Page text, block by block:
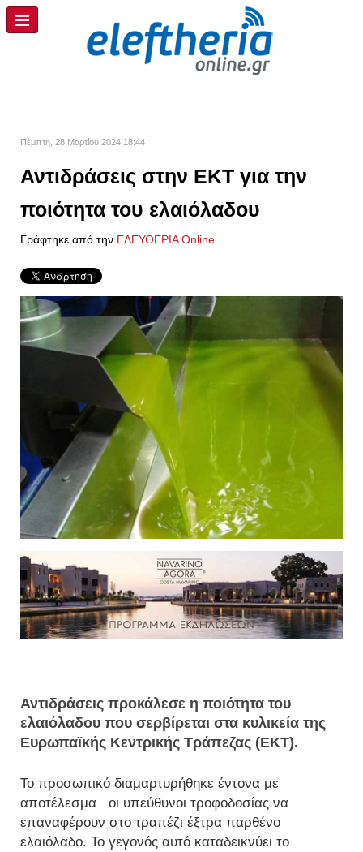
Πέμπτη, 28 Μαρτίου 2024 18:44
Αντιδράσεις στην ΕΚΤ για την
ποιότητα του ελαιόλαδου
Γράφτηκε από την ΕΛΕΥΘΕΡΙΑ Online
Αντιδράσεις προκάλεσε η ποιότητα του
ελαιόλαδου που σερβίρεται στα κυλικεία της
Ευρωπαϊκής Κεντρικής Τράπεζας (ΕΚΤ).
Το προσωπικό διαμαρτυρήθηκε έντονα με
αποτέλεσμα οι υπεύθυνοι τροφοδοσίας να
επαναφέρουν στο τραπέζι έξτρα παρθένο
ελαιόλαδο. Το γεγονός αυτό καταδεικνύει το